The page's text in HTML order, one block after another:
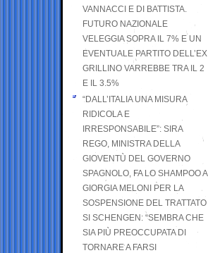
VANNACCI E DI BATTISTA.
FUTURO NAZIONALE
VELEGGIA SOPRA IL 7% E UN
EVENTUALE PARTITO DELL’EX
GRILLINO VARREBBE TRA IL 2
E IL 3.5%
“DALL’ITALIA UNA MISURA
RIDICOLA E
IRRESPONSABILE”: SIRA
REGO, MINISTRA DELLA
GIOVENTÙ DEL GOVERNO
SPAGNOLO, FA LO SHAMPOO A
GIORGIA MELONI PER LA
SOSPENSIONE DEL TRATTATO
SI SCHENGEN: “SEMBRA CHE
SIA PIÙ PREOCCUPATA DI
TORNARE A FARSI